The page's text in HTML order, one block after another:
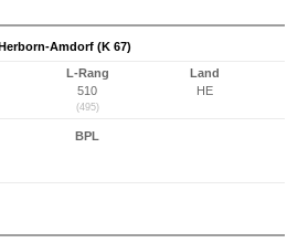
Amdorf (K 67)
L-Rang
510
(495)
Land
HE
BPL